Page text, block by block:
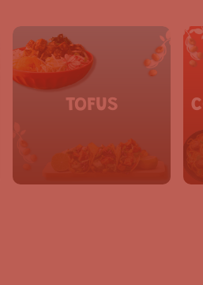
TOFUS